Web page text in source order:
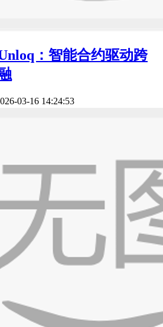
：智能合约驱动跨
03-16 14:24:53